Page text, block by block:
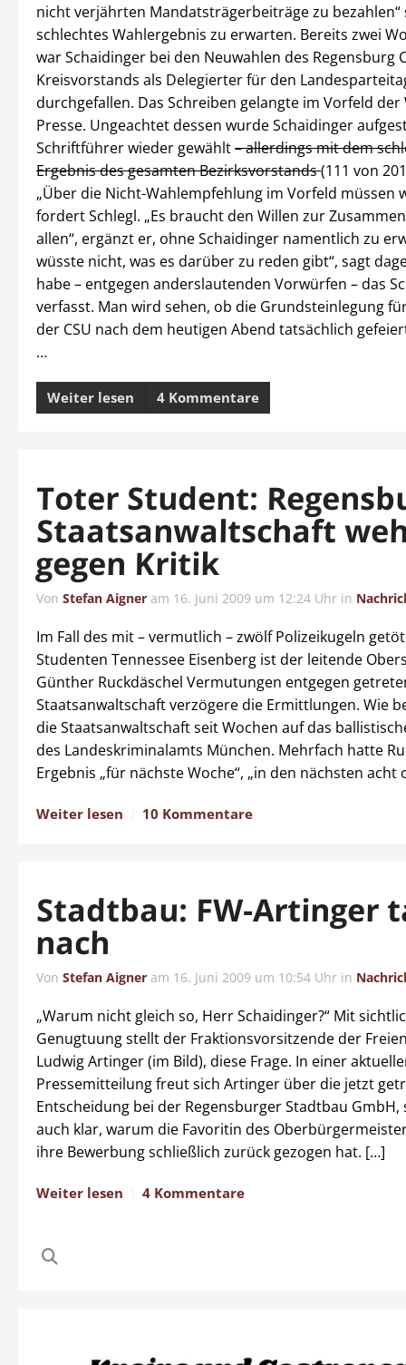
nicht verjährten Mandatsträgerbeiträge zu bezahlen“
schlechtes Wahlergebnis zu erwarten. Bereits zwei
war Schaidinger bei den Neuwahlen des Regensburg
Kreisvorstands als Delegierter für den
durchgefallen. Das Schreiben gelangte im Vorfeld der
Presse. Ungeachtet dessen wurde Schaidinger
Schriftführer wieder gewählt– allerdings mit dem
Ergebnis des gesamten Bezirksvorstands(111 von
„Über die Nicht-Wahlempfehlung im Vorfeld müssen
fordert Schlegl. „Es braucht den Willen zur
allen“, ergänzt er, ohne Schaidinger namentlich zu
wüsste nicht, was es darüber zu reden gibt“, sagt
habe – entgegen anderslautenden Vorwürfen – das
verfasst. Man wird sehen, ob die Grundsteinlegung
der CSU nach dem heutigen Abend tatsächlich
…
Weiter lesen 4 Kommentare
Toter Student:
Staatsanwaltschaft
gegen Kritik
Von Stefan Aigner am 16. Juni 2009 um 12:24 Uhr in
Im Fall des mit – vermutlich – zwölf Polizeikugeln
Studenten Tennessee Eisenberg ist der leitende
Günther Ruckdäschel Vermutungen entgegen
Staatsanwaltschaft verzögere die Ermittlungen. Wie
die Staatsanwaltschaft seit Wochen auf das
des Landeskriminalamts München. Mehrfach hatte
Ergebnis „für nächste Woche“, „in den nächsten acht
Weiter lesen 10 Kommentare
Stadtbau: FW-Artinger
nach
Von Stefan Aigner am 16. Juni 2009 um 10:54 Uhr in
„Warum nicht gleich so, Herr Schaidinger?“ Mit
Genugtuung stellt der Fraktionsvorsitzende der
Ludwig Artinger (im Bild), diese Frage. In einer
Pressemitteilung freut sich Artinger über die jetzt
Entscheidung bei der Regensburger Stadtbau
auch klar, warum die Favoritin des
ihre Bewerbung schließlich zurück gezogen hat. […]
Weiter lesen 4 Kommentare